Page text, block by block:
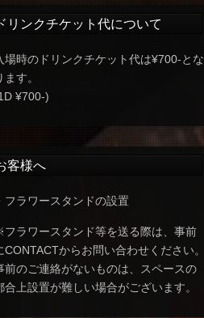
リンクチケット代について
場時のドリンクチケット代は¥700-とな
ます。
¥700-)
客様へ
フラワースタンドの設置
ラワースタンド等を送る際は、事前
CONTACTからお問い合わせください。
前のご連絡がないものは、スペースの
合上設置が難しい場合がございます。